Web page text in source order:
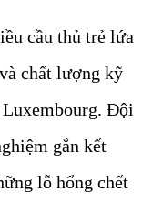
cầu thủ trẻ lứa
chất lượng kỹ
Đội
gắn kết
lỗ hổng chết